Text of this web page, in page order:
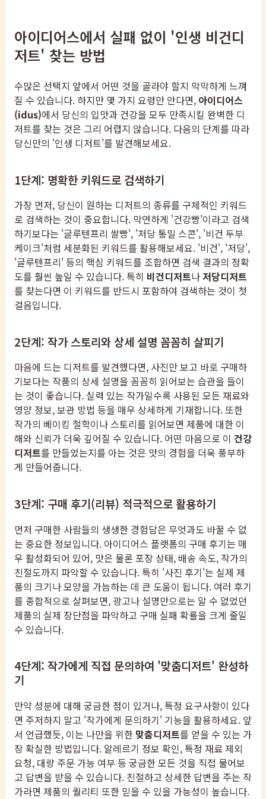
아이디어스에서 실패 없이 '인생 비건디
저트' 찾는 방법
수많은 선택지 앞에서 어떤 것을 골라야 할지 막막하게 느껴
질 수 있습니다. 하지만 몇 가지 요령만 안다면, 아이디어스
(idus)에서 당신의 입맛과 건강을 모두 만족시킬 완벽한 디
저트를 찾는 것은 그리 어렵지 않습니다. 다음의 단계를 따라
당신만의 '인생 디저트'를 발견해보세요.
1단계: 명확한 키워드로 검색하기
가장 먼저, 당신이 원하는 디저트의 종류를 구체적인 키워드
로 검색하는 것이 중요합니다. 막연하게 '건강빵'이라고 검색
하기보다는 '글루텐프리 쌀빵', '저당 통밀 스콘', '비건 두부
케이크'처럼 세분화된 키워드를 활용해보세요. '비건', '저당',
'글루텐프리' 등의 핵심 키워드를 조합하면 검색 결과의 정확
도를 훨씬 높일 수 있습니다. 특히 비건디저트나 저당디저트
를 찾는다면 이 키워드를 반드시 포함하여 검색하는 것이 첫
걸음입니다.
2단계: 작가 스토리와 상세 설명 꼼꼼히 살피기
마음에 드는 디저트를 발견했다면, 사진만 보고 바로 구매하
기보다는 작품의 상세 설명을 꼼꼼히 읽어보는 습관을 들이
는 것이 좋습니다. 실력 있는 작가일수록 사용된 모든 재료와
영양 정보, 보관 방법 등을 매우 상세하게 기재합니다. 또한
작가의 베이킹 철학이나 스토리를 읽어보면 제품에 대한 이
해와 신뢰가 더욱 깊어질 수 있습니다. 어떤 마음으로 이 건강
디저트를 만들었는지를 아는 것은 맛의 경험을 더욱 풍부하
게 만들어줍니다.
3단계: 구매 후기(리뷰) 적극적으로 활용하기
먼저 구매한 사람들의 생생한 경험담은 무엇과도 바꿀 수 없
는 중요한 정보입니다. 아이디어스 플랫폼의 구매 후기는 매
우 활성화되어 있어, 맛은 물론 포장 상태, 배송 속도, 작가의
친절도까지 파악할 수 있습니다. 특히 '사진 후기'는 실제 제
품의 크기나 모양을 가늠하는 데 큰 도움이 됩니다. 여러 후기
를 종합적으로 살펴보면, 광고나 설명만으로는 알 수 없었던
제품의 실제 장단점을 파악하고 구매 실패 확률을 크게 줄일
수 있습니다.
4단계: 작가에게 직접 문의하여 '맞춤디저트' 완성하
기
만약 성분에 대해 궁금한 점이 있거나, 특정 요구사항이 있다
면 주저하지 말고 '작가에게 문의하기' 기능을 활용하세요. 앞
서 언급했듯, 이는 나만을 위한 맞춤디저트를 얻을 수 있는 가
장 확실한 방법입니다. 알레르기 정보 확인, 특정 재료 제외
요청, 대량 주문 가능 여부 등 궁금한 모든 것을 직접 물어보
고 답변을 받을 수 있습니다. 친절하고 상세한 답변을 주는 작
가라면 제품의 퀄리티 또한 믿을 수 있을 가능성이 높습니다.